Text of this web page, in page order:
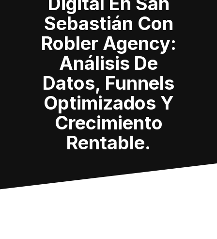
Sebastián Con
Robler Agency:
Análisis De
Datos, Funnels
Optimizados Y
Crecimiento
Rentable.